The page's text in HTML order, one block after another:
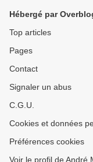
Hébergé par
Top articles
Pages
Contact
Signaler un abus
C.G.U.
Cookies et données
Préférences cookies
Voir le profil de André